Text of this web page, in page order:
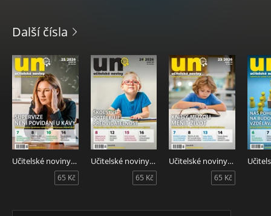
Další čísla
Učitelské noviny 25/2026
65 Kč
Učitelské noviny 24/2026
65 Kč
Učitelské noviny 23/2026
65 Kč